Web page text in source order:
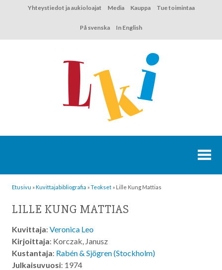
Yhteystiedot ja aukioloajat Media Kauppa Tue toimintaa
På svenska In English
Etusivu »Kuvittaja­bibliografia »Teokset » Lille Kung Mattias
LILLE KUNG MATTIAS
Kuvittaja: Veronica Leo
Kirjoittaja: Korczak, Janusz
Kustantaja: Rabén & Sjögren (Stockholm)
Julkaisuvuosi: 1974